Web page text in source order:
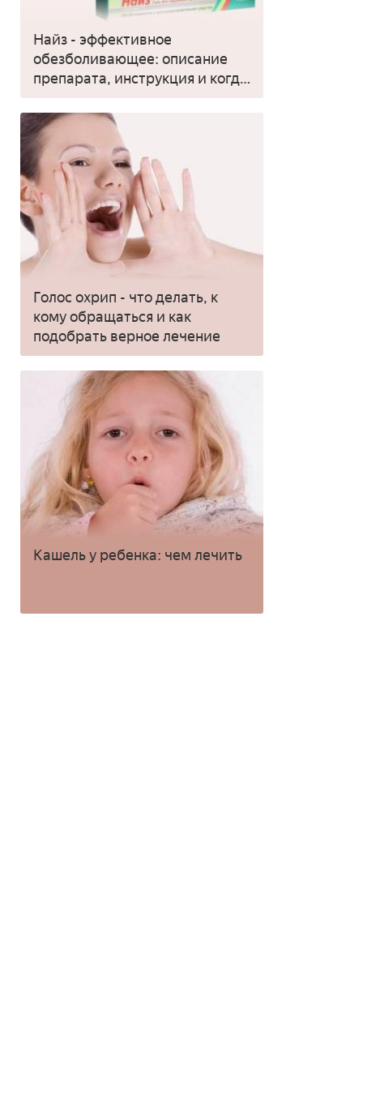
Найз - эффективное
обезболивающее: описание
препарата, инструкция и когда
применять
Голос охрип - что делать, к
кому обращаться и как
подобрать верное лечение
Кашель у ребенка: чем лечить